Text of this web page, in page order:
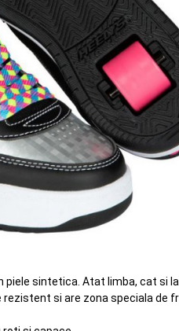
piele sintetica. Atat limba, cat
si are zona speciala de